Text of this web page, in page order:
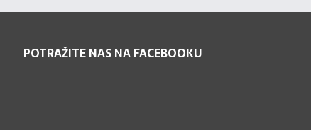
POTRAŽITE NAS NA FACEBOOKU